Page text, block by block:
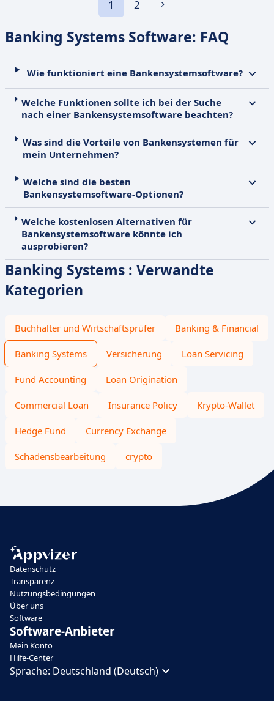
1 2
Banking Systems Software: FAQ
Wie funktioniert eine Bankensystemsoftware?
Welche Funktionen sollte ich bei der Suche
nach einer Bankensystemsoftware beachten?
Was sind die Vorteile von Bankensystemen für
mein Unternehmen?
Welche sind die besten
Bankensystemsoftware-Optionen?
Welche kostenlosen Alternativen für
Bankensystemsoftware könnte ich
ausprobieren?
Banking Systems : Verwandte
Kategorien
Buchhalter und Wirtschaftsprüfer Banking & Financial
Banking Systems Versicherung Loan Servicing
Fund Accounting Loan Origination
Commercial Loan Insurance Policy Krypto-Wallet
Hedge Fund Currency Exchange
Schadensbearbeitung crypto
Datenschutz
Transparenz
Nutzungsbedingungen
Über uns
Software
Software-Anbieter
Mein Konto
Hilfe-Center
Sprache: Deutschland (Deutsch)